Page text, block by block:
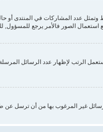
استعمال الصور فالأمر يرجع
الرتب لإظهار عدد الرسائل
غير المرغوب بها من أن ترسل عن